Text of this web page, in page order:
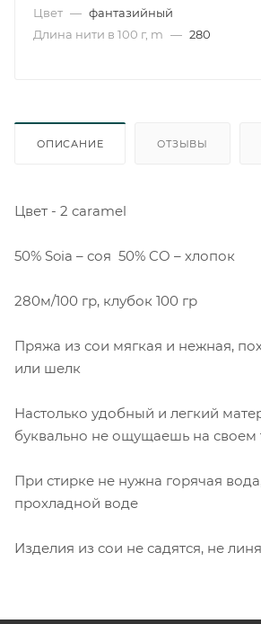
Цвет — фантазийный
Длина нити в 100 г, m — 280
ОПИСАНИЕ ОТЗЫВЫ
Цвет - 2 caramel
50% Soia – соя 50% CO – хлопок
280м/100 гр, клубок 100 гр
Пряжа из сои мягкая и нежная,
или шелк
Настолько удобный и легкий
буквально не ощущаешь на своем
При стирке не нужна горячая
прохладной воде
Изделия из сои не садятся, не